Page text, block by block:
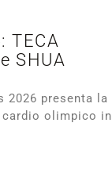
TECA
SHUA
2026 presenta la
cardio olimpico in